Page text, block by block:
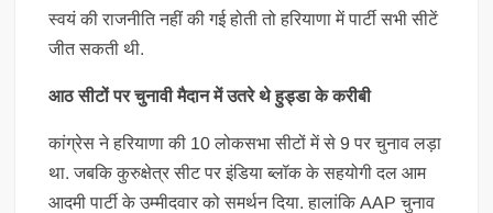
स्वयं की राजनीति नहीं की गई होती तो हरियाणा में पार्टी सभी सीटें
जीत सकती थी.
आठ सीटों पर चुनावी मैदान में उतरे थे हुड्डा के करीबी
कांग्रेस ने हरियाणा की 10 लोकसभा सीटों में से 9 पर चुनाव लड़ा
था. जबकि कुरुक्षेत्र सीट पर इंडिया ब्लॉक के सहयोगी दल आम
आदमी पार्टी के उम्मीदवार को समर्थन दिया. हालांकि AAP चुनाव